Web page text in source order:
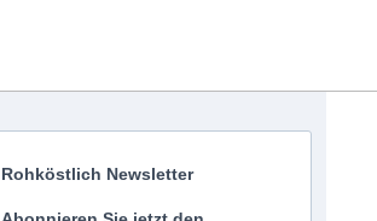
Rohköstlich Newsletter